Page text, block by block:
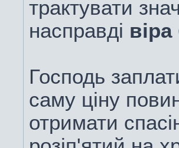
трактувати
насправді
Господь
саму ціну
отримати